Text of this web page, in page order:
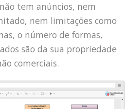
tem anúncios, nem
nem limitações como
o número de formas,
são da sua propriedade
comerciais.